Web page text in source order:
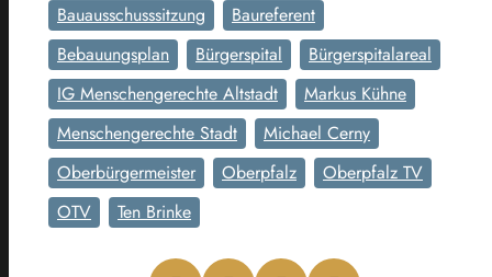
Bauausschusssitzung
Baureferent
Bebauungsplan
Bürgerspital
Bürgerspitalareal
IG Menschengerechte Altstadt
Markus Kühne
Menschengerechte Stadt
Michael Cerny
Oberbürgermeister
Oberpfalz
Oberpfalz TV
OTV
Ten Brinke